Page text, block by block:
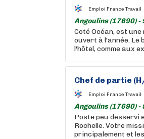
Emploi France Travail
Angoulins (17690) -
Coté Océan, est
ouvert à l'année.
l'hôtel, comme aux
Chef de partie
Emploi France Travail
Angoulins (17690) -
Poste peu desservi
Rochelle. Votre
principalement et